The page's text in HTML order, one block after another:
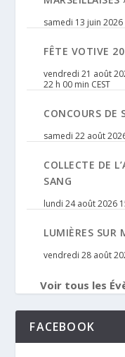
samedi 13 juin 2026
FÊTE VOTIVE
vendredi 21 août
22 h 00 min CEST
CONCOURS DE
samedi 22 août
COLLECTE DE
SANG
lundi 24 août 2026
LUMIÈRES SUR
vendredi 28 août
Voir tous les
FACEBOOK